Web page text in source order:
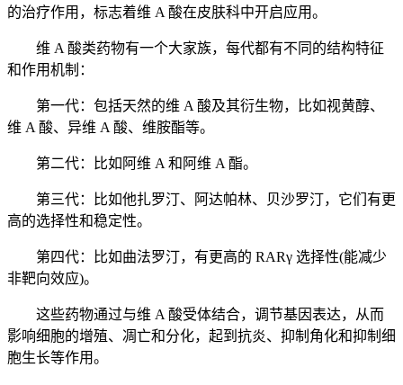
的治疗作用，标志着维 A 酸在皮肤科中开启应用。
维 A 酸类药物有一个大家族，每代都有不同的结构特征
和作用机制：
第一代：包括天然的维 A 酸及其衍生物，比如视黄醇、
维 A 酸、异维 A 酸、维胺酯等。
第二代：比如阿维 A 和阿维 A 酯。
第三代：比如他扎罗汀、阿达帕林、贝沙罗汀，它们有更
高的选择性和稳定性。
第四代：比如曲法罗汀，有更高的 RARγ 选择性(能减少
非靶向效应)。
这些药物通过与维 A 酸受体结合，调节基因表达，从而
影响细胞的增殖、凋亡和分化，起到抗炎、抑制角化和抑制细
胞生长等作用。